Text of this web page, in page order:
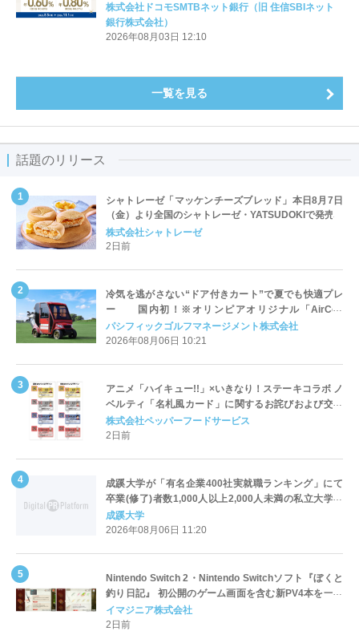
株式会社ドコモSMTBネット銀行（旧 住信SBIネット
銀行株式会社）
2026年08月03日 12:10
一覧を見る
話題のリリース
シャトレーゼ「マッケンチーズブレッド」本日8月7日
（金）より全国のシャトレーゼ・YATSUDOKIで発売
株式会社シャトレーゼ
2日前
冷気を逃がさない“ドア付きカート”で夏でも快適プレ
ー 国内初！※オリンピアオリジナル「AirCon
Cart（エアコンカート）」導入 | ＰＧＭ
パシフィックゴルフマネージメント株式会社
2026年08月06日 10:21
アニメ「ハイキュー!!」×いきなり！ステーキコラボ ノ
ベルティ「名札風カード」に関するお詫びおよび交換
対応についてのご案内
株式会社ペッパーフードサービス
2日前
成蹊大学が「有名企業400社実就職ランキング」にて
卒業(修了)者数1,000人以上2,000人未満の私立大学で
全国第1位を獲得！～実就職率は26.5%（前年比＋
4.3pt）に伸長、東京の私立大学でも10位にランクイン
成蹊大学
2026年08月06日 11:20
Nintendo Switch 2・Nintendo Switchソフト『ぼくと
釣り日記』 初公開のゲーム画面を含む新PV4本を一挙
公開！
イマジニア株式会社
2日前